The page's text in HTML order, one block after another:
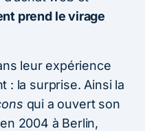
prend le virage
leur expérience
: la surprise. Ainsi la
qui a ouvert son
2004 à Berlin,